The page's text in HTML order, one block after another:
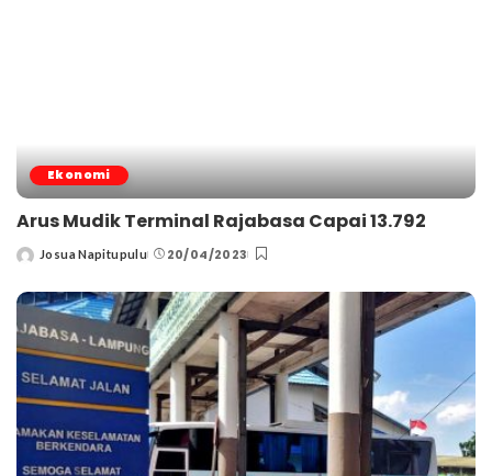
Ekonomi
Arus Mudik Terminal Rajabasa Capai 13.792
Posted
Josua Napitupulu 20/04/2023